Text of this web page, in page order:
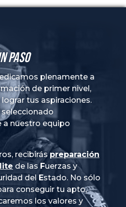
paso
plenamente a
de primer nivel,
tus aspiraciones.
seleccionado
nuestro equipo
recibiráspreparación
de las Fuerzas y
del Estado. No sólo
conseguir tu apto,
los valores y